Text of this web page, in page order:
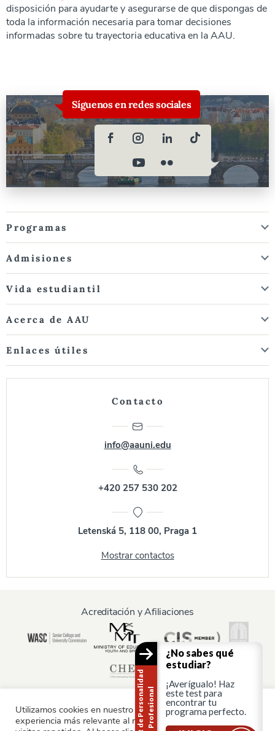
disposición para ayudarte y asegurarse de que dispongas de
toda la información necesaria para tomar decisiones
informadas sobre tu trayectoria educativa en la AAU.
Síguenos en redes sociales
Programas
Admisiones
Vida estudiantil
Acerca de AAU
Enlaces útiles
Contacto
info@aauni.edu
+420 257 530 202
Letenská 5, 118 00, Praga 1
Mostrar contactos
Acreditación y Afiliaciones
Utilizamos cookies en nuestro sitio web para ofrecerle la
experiencia más relevante al recordar sus preferencias y
T
e
s
t
d
e
P
e
r
s
o
n
al
i
d
a
d
P
r
o
f
e
s
i
o
n
al
¿No sabes qué
estudiar?
¡Averígualo! Haz
este test para
encontrar tu
programa perfecto.